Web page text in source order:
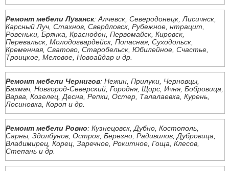
Ремонт мебели Луганск: Алчевск, Северодонецк, Лисичнск,
Карсный Луч, Стахнов, Свердловск, Рубежное, нтрацит,
Ровеньки, Брянка, Краснодон, Первомайск, Кировск,
Перевальск, Молодогвардейск, Попасная, Суходольск,
Кременная, Сватово, Старобельск, Юбилейное, Счастье,
Троицкое, Меловое, Новоайдар и др.
Ремонт мебели Чернигов: Нежин, Прилуки, Черновцы,
Бахмач, Новгород-Северский, Городня, Щорс, Ичня, Бобровица,
Варва, Козелец, Десна, Репки, Остер, Талалаевка, Курень,
Лосиновка, Короп и др.
Ремонт мебели Ровно: Кузнецовск, Дубно, Костополь,
Сарны, Здолбунов, Острог, Березно, Радивилов, Дубровица,
Владимирец, Корец, Заречное, Рокитное, Гоща, Клесов,
Степань и др.